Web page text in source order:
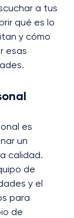
a tus
qué es lo
y cómo
esas
es
un
calidad.
de
y el
para
de